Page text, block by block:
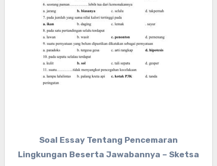
Soal Essay Tentang Pencemaran
Lingkungan Beserta Jawabannya – Sketsa